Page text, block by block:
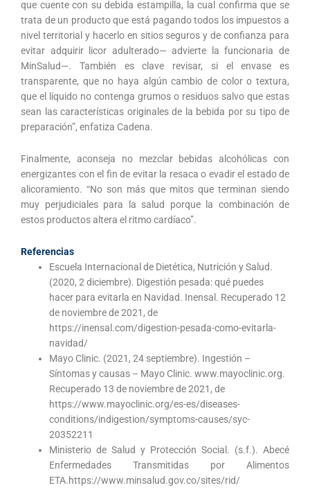
que cuente con su debida estampilla, la cual confirma que se
trata de un producto que está pagando todos los impuestos a
nivel territorial y hacerlo en sitios seguros y de confianza para
evitar adquirir licor adulterado— advierte la funcionaria de
MinSalud—. También es clave revisar, si el envase es
transparente, que no haya algún cambio de color o textura,
que el líquido no contenga grumos o residuos salvo que estas
sean las características originales de la bebida por su tipo de
preparación”, enfatiza Cadena.
Finalmente, aconseja no mezclar bebidas alcohólicas con
energizantes con el fin de evitar la resaca o evadir el estado de
alicoramiento. “No son más que mitos que terminan siendo
muy perjudiciales para la salud porque la combinación de
estos productos altera el ritmo cardíaco”.
Referencias
Escuela Internacional de Dietética, Nutrición y Salud.
(2020, 2 diciembre). Digestión pesada: qué puedes
hacer para evitarla en Navidad. Inensal. Recuperado 12
de noviembre de 2021, de
https://inensal.com/digestion-pesada-como-evitarla-
navidad/
Mayo Clinic. (2021, 24 septiembre). Ingestión –
Síntomas y causas – Mayo Clinic. www.mayoclinic.org.
Recuperado 13 de noviembre de 2021, de
https://www.mayoclinic.org/es-es/diseases-
conditions/indigestion/symptoms-causes/syc-
20352211
Ministerio de Salud y Protección Social. (s.f.). Abecé
Enfermedades Transmitidas por Alimentos
ETA.https://www.minsalud.gov.co/sites/rid/